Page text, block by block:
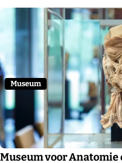
o
l
o
g
s
m
u
Museum voor Anatomie
Museum